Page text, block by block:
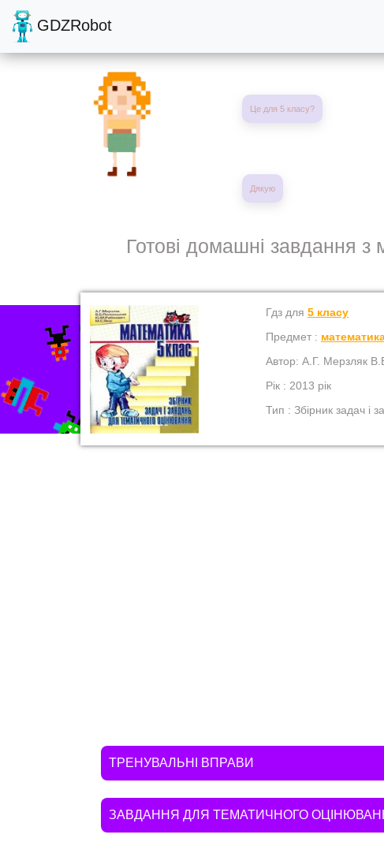
GDZRobot
Це для 5 класу?
Дякую
Готові домашні завдання
Гдз для 5 класу
Предмет :
Автор: А.Г. Мерзляк
Рік : 2013 рік
Тип : Збірник задач і
ТРЕНУВАЛЬНІ ВПРАВИ
ЗАВДАННЯ ДЛЯ ТЕМАТИЧНОГО